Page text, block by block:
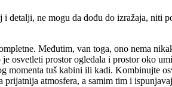
detalji, ne mogu da dođu do izražaja, niti
Međutim, van toga, ono nema
osvetleti prostor ogledala i prostor oko
tuš kabini ili kadi. Kombinujte
atmosfera, a samim tim i